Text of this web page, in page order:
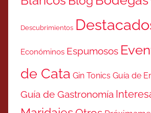
Descubrimientos
Económinos Espumosos
de Cata Gin Tonics Guía de
Guía de Gastronomía